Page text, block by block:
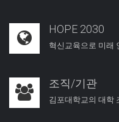
HOPE 2030
혁신교육으로 미래
조직/기관
김포대학교의 대학